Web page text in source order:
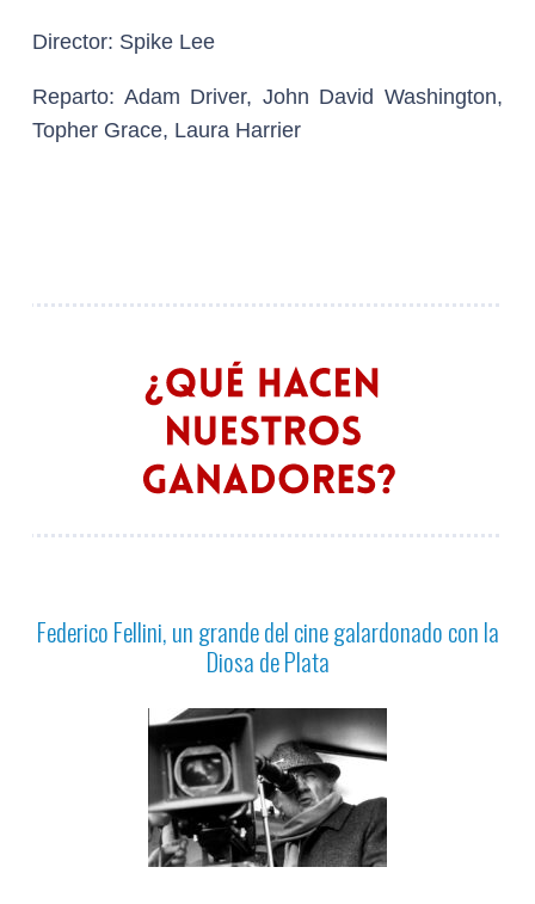
Director: Spike Lee
Reparto: Adam Driver, John David Washington,
Topher Grace, Laura Harrier
Federico Fellini, un grande del cine galardonado con la
Diosa de Plata